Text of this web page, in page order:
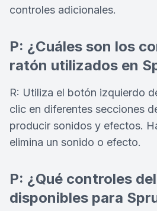
controles adicionales.
P: ¿Cuáles son los
ratón utilizados en
R: Utiliza el botón izquierdo
clic en diferentes secciones
producir sonidos y efectos.
elimina un sonido o efecto.
P: ¿Qué controles
disponibles para